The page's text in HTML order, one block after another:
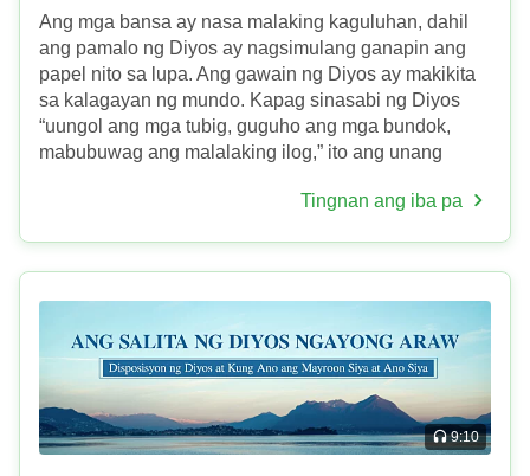
Ang mga bansa ay nasa malaking kaguluhan, dahil
ang pamalo ng Diyos ay nagsimulang ganapin ang
papel nito sa lupa. Ang gawain ng Diyos ay makikita
sa kalagayan ng mundo. Kapag sinasabi ng Diyos
“uungol ang mga tubig, guguho ang mga bundok,
mabubuwag ang malalaking ilog,” ito ang unang
Tingnan ang iba pa
9:10